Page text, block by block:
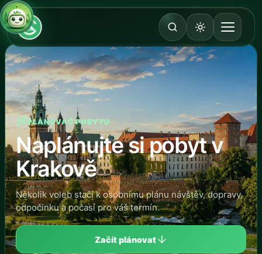
PLÁNOVAČ POBYTU
Naplánujte si pobyt v
Krakově
Několik voleb stačí k osobnímu plánu návštěv, dopravy,
odpočinku a počasí pro váš termín.
Začít plánovat